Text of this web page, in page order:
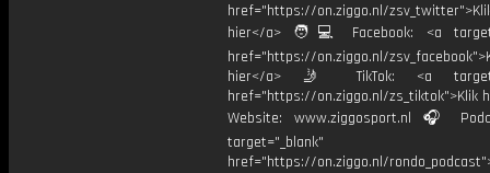
href="https://on.ziggo.nl/
hier</a> 🧑💻 Facebook: <a
href="https://on.ziggo.nl/
hier</a> 🤳 TikTok: <a
href="https://on.ziggo.nl/zs_tiktok">Klik
Website: www.ziggosport.nl 🎧
target="_blank"
href="https://on.ziggo.nl/